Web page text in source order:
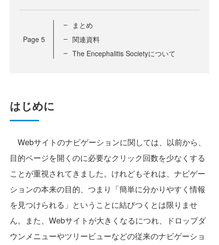
Page 5
まとめ
関連資料
The Encephalitis Societyについて
はじめに
Webサイトのナビゲーションに関しては、以前から、
目的ページを開くのに必要なクリック回数を少なくする
ことが重視されてきました。けれどもそれは、ナビゲー
ションの本来の目的、つまり「簡単に分かりやすく情報
を見つけられる」ということに結びつくとは限りませ
ん。また、Webサイトが大きくなるにつれ、ドロップダ
ウンメニューやツリービューなどの従来のナビゲーショ